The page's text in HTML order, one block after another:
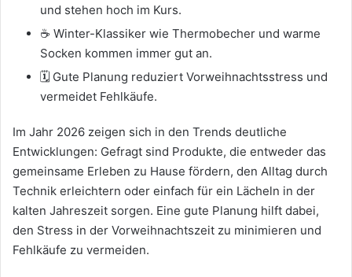
und stehen hoch im Kurs.
☕ Winter-Klassiker wie Thermobecher und warme
Socken kommen immer gut an.
🗓️ Gute Planung reduziert Vorweihnachtsstress und
vermeidet Fehlkäufe.
Im Jahr 2026 zeigen sich in den Trends deutliche
Entwicklungen: Gefragt sind Produkte, die entweder das
gemeinsame Erleben zu Hause fördern, den Alltag durch
Technik erleichtern oder einfach für ein Lächeln in der
kalten Jahreszeit sorgen. Eine gute Planung hilft dabei,
den Stress in der Vorweihnachtszeit zu minimieren und
Fehlkäufe zu vermeiden.